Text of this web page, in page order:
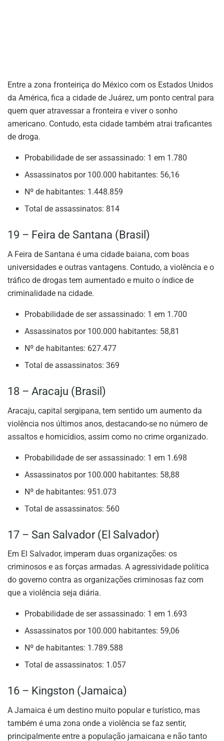
Entre a zona fronteiriça do México com os Estados Unidos
da América, fica a cidade de Juárez, um ponto central para
quem quer atravessar a fronteira e viver o sonho
americano. Contudo, esta cidade também atrai traficantes
de droga.
Probabilidade de ser assassinado: 1 em 1.780
Assassinatos por 100.000 habitantes: 56,16
Nº de habitantes: 1.448.859
Total de assassinatos: 814
19 – Feira de Santana (Brasil)
A Feira de Santana é uma cidade baiana, com boas
universidades e outras vantagens. Contudo, a violência e o
tráfico de drogas tem aumentado e muito o índice de
criminalidade na cidade.
Probabilidade de ser assassinado: 1 em 1.700
Assassinatos por 100.000 habitantes: 58,81
Nº de habitantes: 627.477
Total de assassinatos: 369
18 – Aracaju (Brasil)
Aracaju, capital sergipana, tem sentido um aumento da
violência nos últimos anos, destacando-se no número de
assaltos e homicídios, assim como no crime organizado.
Probabilidade de ser assassinado: 1 em 1.698
Assassinatos por 100.000 habitantes: 58,88
Nº de habitantes: 951.073
Total de assassinatos: 560
17 – San Salvador (El Salvador)
Em El Salvador, imperam duas organizações: os
criminosos e as forças armadas. A agressividade política
do governo contra as organizações criminosas faz com
que a violência seja diária.
Probabilidade de ser assassinado: 1 em 1.693
Assassinatos por 100.000 habitantes: 59,06
Nº de habitantes: 1.789.588
Total de assassinatos: 1.057
16 – Kingston (Jamaica)
A Jamaica é um destino muito popular e turístico, mas
também é uma zona onde a violência se faz sentir,
principalmente entre a população jamaicana e não tanto